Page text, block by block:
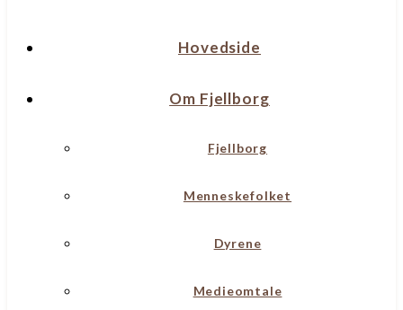
Hovedside
Om Fjellborg
Fjellborg
Menneskefolket
Dyrene
Medieomtale